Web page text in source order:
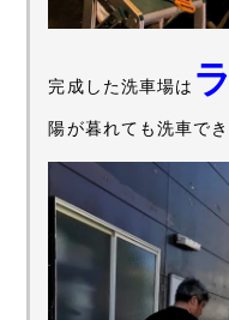
完成した洗車場は
陽が暮れても洗車で